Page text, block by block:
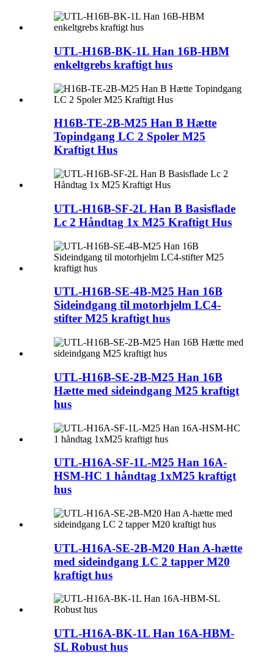
UTL-H16B-BK-1L Han 16B-HBM
enkeltgrebs kraftigt hus
H16B-TE-2B-M25 Han B Hætte
Topindgang LC 2 Spoler M25
Kraftigt Hus
UTL-H16B-SF-2L Han B Basisflade
Lc 2 Håndtag 1x M25 Kraftigt Hus
UTL-H16B-SE-4B-M25 Han 16B
Sideindgang til motorhjelm LC4-
stifter M25 kraftigt hus
UTL-H16B-SE-2B-M25 Han 16B
Hætte med sideindgang M25 kraftigt
hus
UTL-H16A-SF-1L-M25 Han 16A-
HSM-HC 1 håndtag 1xM25 kraftigt
hus
UTL-H16A-SE-2B-M20 Han A-hætte
med sideindgang LC 2 tapper M20
kraftigt hus
UTL-H16A-BK-1L Han 16A-HBM-
SL Robust hus